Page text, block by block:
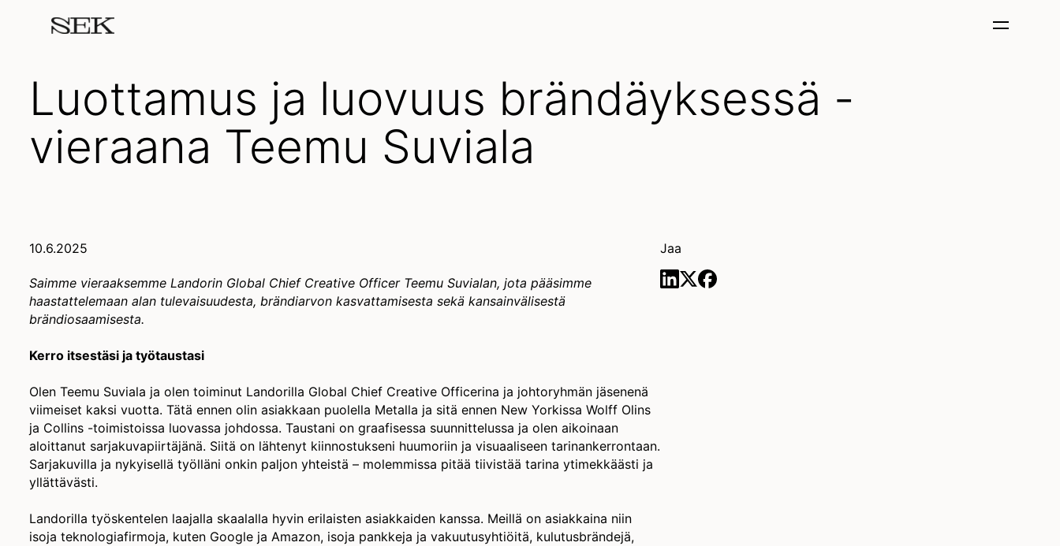
Luottamus ja luovuus brändäyksessä -
vieraana Teemu Suviala
10.6.2025
Saimme vieraaksemme Landorin Global Chief Creative Officer Teemu Suvialan, jota pääsimme
haastattelemaan alan tulevaisuudesta, brändiarvon kasvattamisesta sekä kansainvälisestä
brändiosaamisesta.
Kerro itsestäsi ja työtaustasi
Olen Teemu Suviala ja olen toiminut Landorilla Global Chief Creative Officerina ja johtoryhmän jäsenenä
viimeiset kaksi vuotta. Tätä ennen olin asiakkaan puolella Metalla ja sitä ennen New Yorkissa Wolff Olins
ja Collins -toimistoissa luovassa johdossa. Taustani on graafisessa suunnittelussa ja olen aikoinaan
aloittanut sarjakuvapiirtäjänä. Siitä on lähtenyt kiinnostukseni huumoriin ja visuaaliseen tarinankerrontaan.
Sarjakuvilla ja nykyisellä työlläni onkin paljon yhteistä – molemmissa pitää tiivistää tarina ytimekkäästi ja
yllättävästi.
Landorilla työskentelen laajalla skaalalla hyvin erilaisten asiakkaiden kanssa. Meillä on asiakkaina niin
isoja teknologiafirmoja, kuten Google ja Amazon, isoja pankkeja ja vakuutusyhtiöitä, kulutusbrändejä,
Jaa